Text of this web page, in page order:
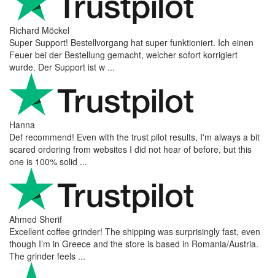
Richard Möckel
Super Support! Bestellvorgang hat super funktioniert. Ich einen
Feuer bei der Bestellung gemacht, welcher sofort korrigiert
wurde. Der Support ist w ...
Hanna
Def recommend! Even with the trust pilot results, I'm always a bit
scared ordering from websites I did not hear of before, but this
one is 100% solid ...
Ahmed Sherif
Excellent coffee grinder! The shipping was surprisingly fast, even
though I’m in Greece and the store is based in Romania/Austria.
The grinder feels ...